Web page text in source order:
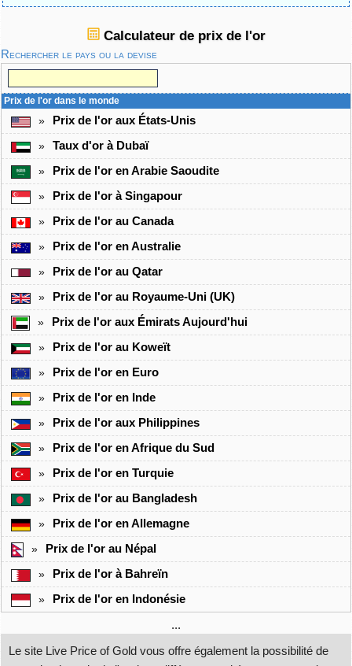
Calculateur de prix de l'or
Rechercher le pays ou la devise
Prix de l'or dans le monde
» Prix de l'or aux États-Unis
» Taux d'or à Dubaï
» Prix de l'or en Arabie Saoudite
» Prix de l'or à Singapour
» Prix de l'or au Canada
» Prix de l'or en Australie
» Prix de l'or au Qatar
» Prix de l'or au Royaume-Uni (UK)
» Prix de l'or aux Émirats Aujourd'hui
» Prix de l'or au Koweït
» Prix de l'or en Euro
» Prix de l'or en Inde
» Prix de l'or aux Philippines
» Prix de l'or en Afrique du Sud
» Prix de l'or en Turquie
» Prix de l'or au Bangladesh
» Prix de l'or en Allemagne
» Prix de l'or au Népal
» Prix de l'or à Bahreïn
» Prix de l'or en Indonésie
...
Le site Live Price of Gold vous offre également la possibilité de